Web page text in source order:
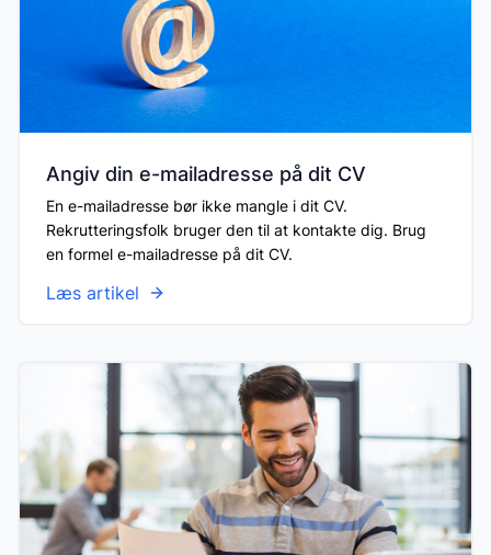
Angiv din e-mailadresse på dit CV
En e-mailadresse bør ikke mangle i dit CV.
Rekrutteringsfolk bruger den til at kontakte dig. Brug
en formel e-mailadresse på dit CV.
Læs artikel